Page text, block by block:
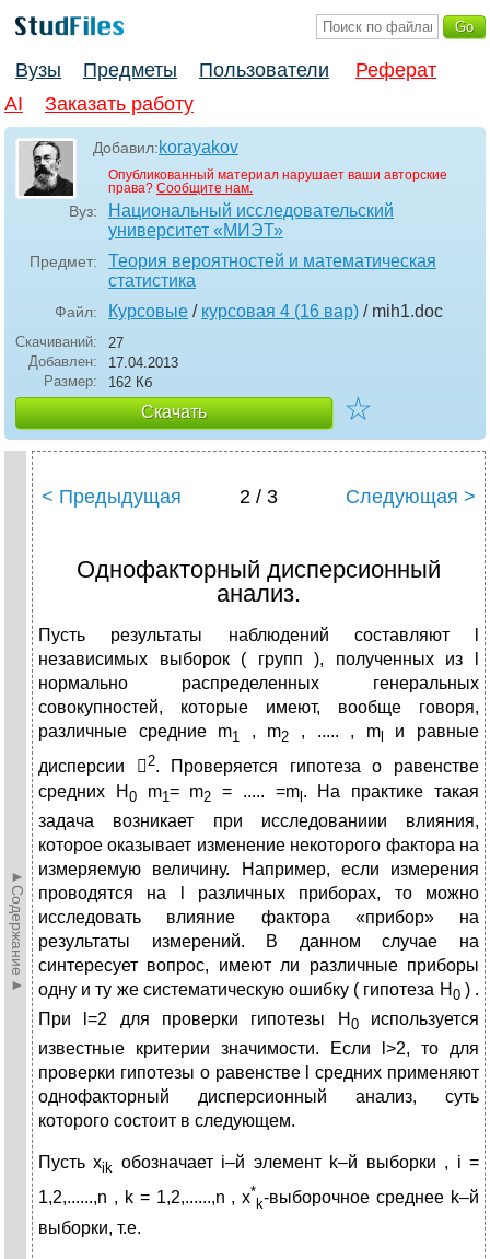
Вузы Предметы Пользователи
Реферат
AI
Заказать работу
Добавил:korayakov
Опубликованный материал нарушает ваши авторские
права? Сообщите нам.
Вуз:
Национальный исследовательский
университет «МИЭТ»
Предмет:
Теория вероятностей и математическая
статистика
Файл: Курсовые / курсовая 4 (16 вар) / mih1.doc
Скачиваний:
27
Добавлен:
17.04.2013
Размер:
162 Кб
Скачать ☆
►Содержание►
< Предыдущая 2 / 3 Следующая >
Однофакторный дисперсионный
анализ.
Пусть результаты наблюдений составляют l
независимых выборок ( групп ), полученных из l
нормально распределенных генеральных
совокупностей, которые имеют, вообще говоря,
различные средние m1 , m2 , ..... , ml
и равные
дисперсии 2. Проверяется гипотеза о равенстве
средних H 0m1 = m2 = ..... =ml . На практике такая
задача возникает при исследованиии влияния,
которое оказывает изменение некоторого фактора на
измеряемую величину. Например, если измерения
проводятся на l различных приборах, то можно
исследовать влияние фактора «прибор» на
результаты измерений. В данном случае на
синтересует вопрос, имеют ли различные приборы
одну и ту же систематическую ошибку ( гипотеза H 0) .
При l=2 для проверки гипотезы H 0 используется
известные критерии значимости. Если l>2, то для
проверки гипотезы о равенстве l средних применяют
однофакторный дисперсионный анализ, суть
которого состоит в следующем.
Пусть xik обозначает i–й элемент k–й выборки , i =
1,2,......,n , k = 1,2,......,n , x*
k-выборочное среднее k–й
выборки, т.е.